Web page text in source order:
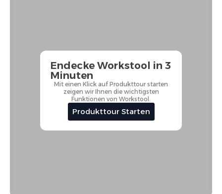
Endecke Workstool in 3
Minuten
Mit einen Klick auf Produkttour starten
zeigen wir Ihnen die wichtigsten
Funktionen von Workstool.
Produkttour Starten